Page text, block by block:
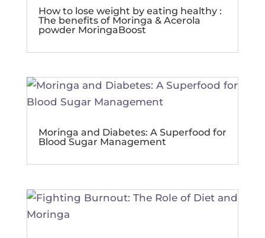
How to lose weight by eating healthy :
The benefits of Moringa & Acerola
powder MoringaBoost
Moringa and Diabetes: A Superfood for
Blood Sugar Management